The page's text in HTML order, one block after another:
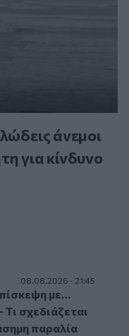
άνεμοι
για κίνδυνο
08.08.2026 - 21:45
με…
σχεδιάζεται
παραλία